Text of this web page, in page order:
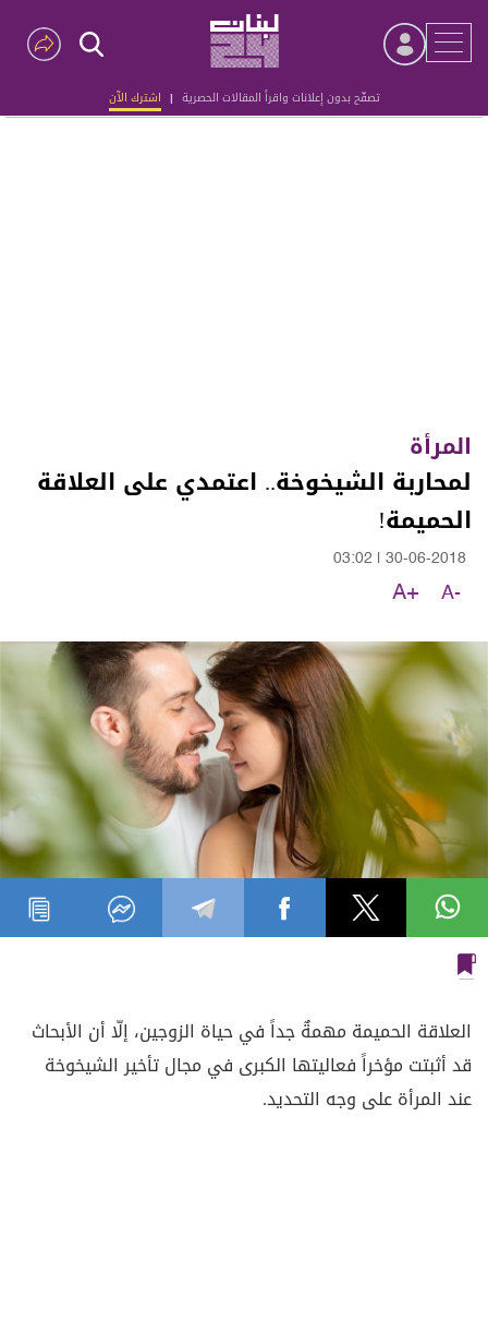
تصفّح بدون إعلانات واقرأ المقالات الحصرية | اشترك الآن
Advertisement
المرأة
لمحاربة الشيخوخة.. اعتمدي على العلاقة
الحميمة!
30-06-2018
03:02
A-
A+
العلاقة الحميمة مهمةٌ جداً في حياة الزوجين، إلّا أن الأبحاث
قد أثبتت مؤخراً فعاليتها الكبرى في مجال تأخير الشيخوخة
عند المرأة على وجه التحديد.